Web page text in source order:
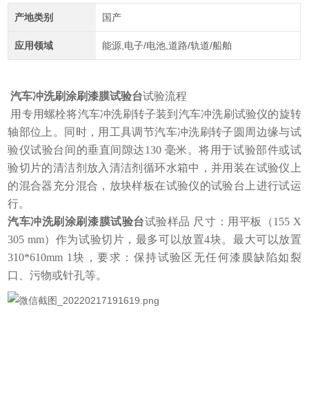
产地类别 国产
应用领域 能源,电子/电池,道路/轨道/船舶
汽车冲洗刷涂刷漆膜试验台试验流程
用专用螺栓将汽车冲洗刷转子装到汽车冲洗刷试验仪的旋转
轴部位上。同时，用工具调节汽车冲洗刷转子圆周边缘与试
验仪试验台间的垂直间隙达130 毫米。将用于试验部件或试
验切片的清洁剂放入清洁剂循环水箱中，并用装在试验仪上
的混合器充分混合，放块样板在试验仪的试验台上进行试运
行。
汽车冲洗刷涂刷漆膜试验台试验样品 尺寸：用平板（155 X
305 mm）作为试验切片，最多可以放置4块。 最大可以放置
310*610mm 1块，要求：保持试验区无任何漆膜缺陷如裂
口、污物或针孔等。